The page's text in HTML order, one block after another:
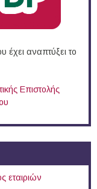
έχει αναπτύξει το
Επιστολής
εταιριών